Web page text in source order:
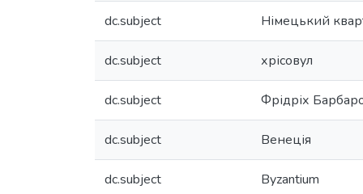
dc.subject Німецький
dc.subject хрісовул
dc.subject Фрідріх
dc.subject Венеція
dc.subject Byzantium